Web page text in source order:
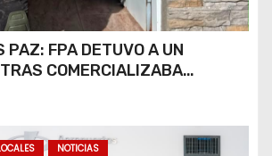
PAZ: FPA DETUVO A UN
COMERCIALIZABA
NOTICIAS